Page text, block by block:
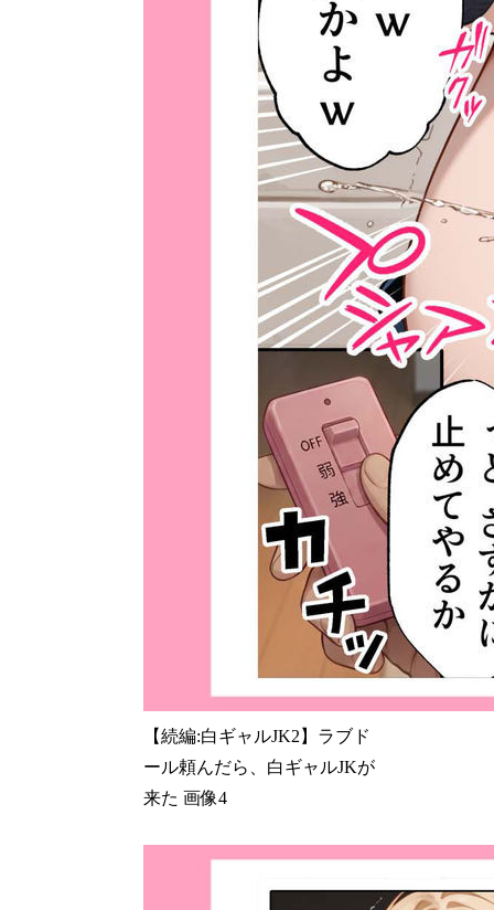
【続編:白ギャルJK2】ラブド
ール頼んだら、白ギャルJKが
来た 画像4